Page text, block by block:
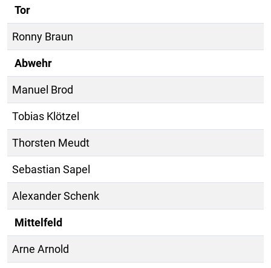
Tor
Ronny Braun
Abwehr
Manuel Brod
Tobias Klötzel
Thorsten Meudt
Sebastian Sapel
Alexander Schenk
Mittelfeld
Arne Arnold